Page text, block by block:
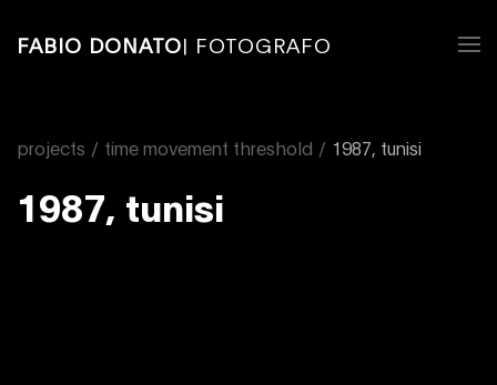
FABIO DONATO| FOTOGRAFO
projects time movement threshold 1987, tunisi
1987, tunisi